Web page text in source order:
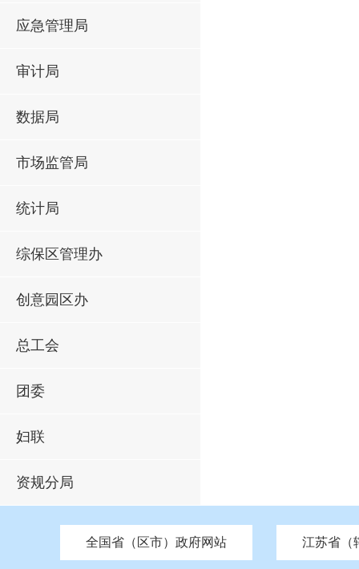
应急管理局
审计局
数据局
市场监管局
统计局
综保区管理办
创意园区办
总工会
团委
妇联
资规分局
全国省（区市）政府网站
北京 天津 重庆 河南 河北 山西
江苏省（
中国江苏 南京市政府 苏州市政府 无锡
市发改委 市工信局 市教育局 市科技局 市